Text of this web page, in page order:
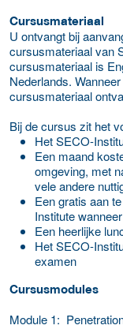
Cursusmateriaal
U ontvangt bij
cursusmateriaal van
cursusmateriaal is
Nederlands.
cursusmateriaal
Bij de cursus zit het
Het SECO-
Een maand
omgeving, met
vele andere
Een gratis aan
Institute
Een heerlijke
Het SECO-
examen
Cursusmodules
Module 1: